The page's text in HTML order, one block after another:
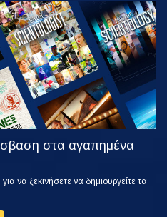
ΕΞΕΡΕΥΝΗΣΤΕ
ΤΗ ΣΕΙΡΑ
στα αγαπημένα
να ξεκινήσετε να δημιουργείτε τα